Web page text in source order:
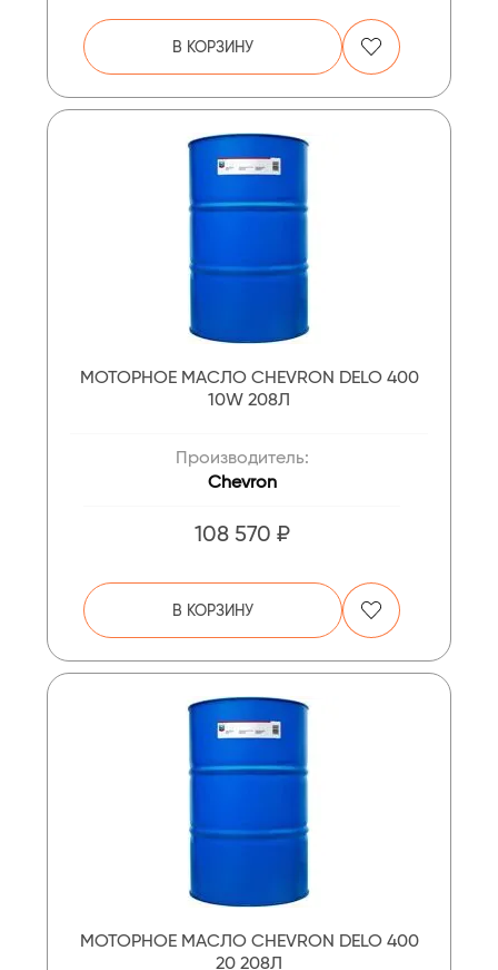
В КОРЗИНУ
МОТОРНОЕ МАСЛО CHEVRON DELO 400
10W 208Л
Производитель:
Chevron
108 570 ₽
В КОРЗИНУ
МОТОРНОЕ МАСЛО CHEVRON DELO 400
20 208Л